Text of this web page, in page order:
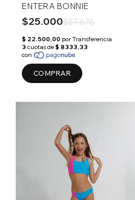
ENTERA BONNIE
$25.000$57.676
COMPRAR